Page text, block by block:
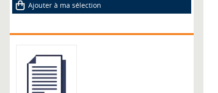
Ajouter à ma sélection